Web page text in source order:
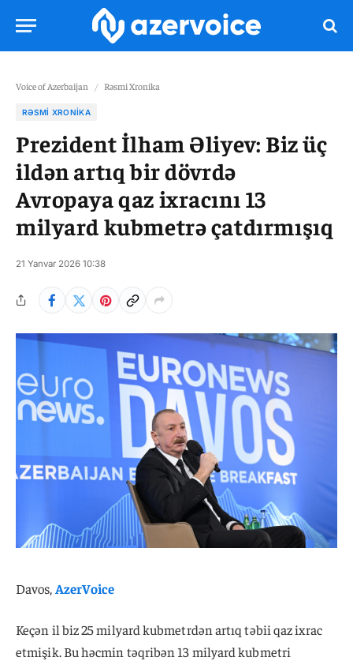
Voice of Azerbaijan / Rəsmi Xronika
RƏSMI XRONIKA
Prezident İlham Əliyev: Biz üç
ildən artıq bir dövrdə
Avropaya qaz ixracını 13
milyard kubmetrə çatdırmışıq
21 Yanvar 2026 10:38
Davos,AzerVoice
Keçən il biz 25 milyard kubmetrdən artıq təbii qaz ixrac
etmişik. Bu həcmin təqribən 13 milyard kubmetri